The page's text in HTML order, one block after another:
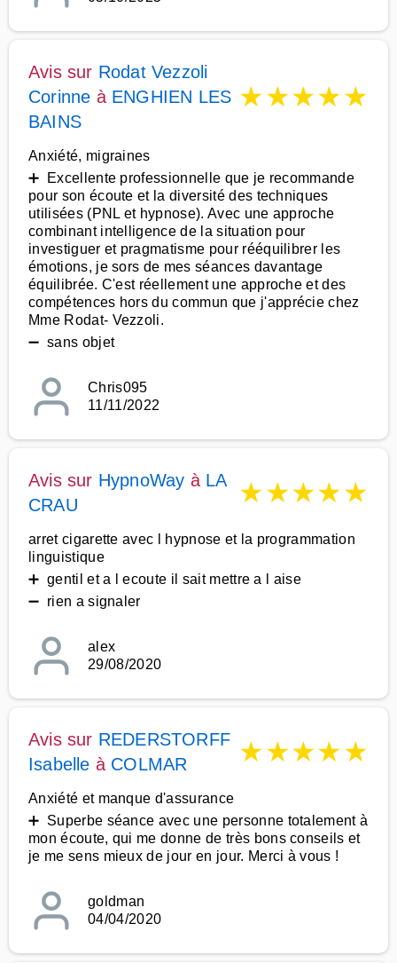
Avis sur Rodat Vezzoli
Corinne à ENGHIEN LES
BAINS
★★★★★
Anxiété, migraines
➕ Excellente professionnelle que je recommande
pour son écoute et la diversité des techniques
utilisées (PNL et hypnose). Avec une approche
combinant intelligence de la situation pour
investiguer et pragmatisme pour rééquilibrer les
émotions, je sors de mes séances davantage
équilibrée. C'est réellement une approche et des
compétences hors du commun que j'apprécie chez
Mme Rodat- Vezzoli.
➖ sans objet
Chris095
11/11/2022
Avis sur HypnoWay à LA
CRAU
★★★★★
arret cigarette avec l hypnose et la programmation
linguistique
➕ gentil et a l ecoute il sait mettre a l aise
➖ rien a signaler
alex
29/08/2020
Avis sur REDERSTORFF
Isabelle à COLMAR ★★★★★
Anxiété et manque d'assurance
➕ Superbe séance avec une personne totalement à
mon écoute, qui me donne de très bons conseils et
je me sens mieux de jour en jour. Merci à vous !
goldman
04/04/2020